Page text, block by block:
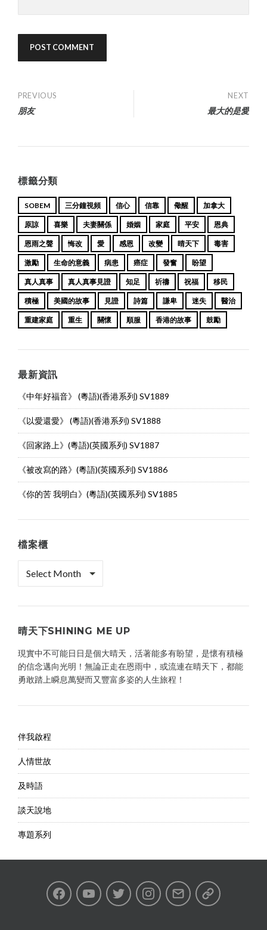
Post
PREVIOUS
朋友
NEXT
最大的是愛
標籤分類
SOBEM 三分鐘視頻 信心 信靠 儆醒 加拿大
原諒 喜樂 夫妻關係 婚姻 家庭 平安 恩典
恩雨之聲 悔改 愛 感恩 改變 晴天下 毒害
激勵 生命的意義 病患 癌症 發奮 盼望
真人真事 真人真事見證 知足 祈禱 祝福 移民
積極 美國的故事 見證 詩篇 謙卑 迷失 醫治
重建家庭 重生 關懷 順服 香港的故事 鼓勵
最新資訊
《中年好福音》 (粵語)(香港系列) SV1889
《以愛還愛》 (粵語)(香港系列) SV1888
《回家路上》(粵語)(英國系列) SV1887
《被改寫的路》(粵語)(英國系列) SV1886
《你的苦 我明白》(粵語)(英國系列) SV1885
檔案櫃
晴天下SHINING ME UP
現實中不可能日日是個大晴天，活著能多有盼望，是懷有積極
的信念邁向光明！無論正走在恩雨中，或流連在晴天下，都能
勇敢踏上瞬息萬變而又豐富多姿的人生旅程！
伴我啟程
人情世故
及時語
談天說地
專題系列
FacebookYoutubeTwitter InstagramEmail 私